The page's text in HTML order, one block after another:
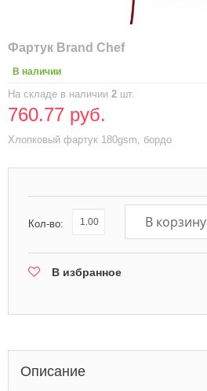
Фартук Brand Chef
В наличии
На складе в наличии 2 шт.
760.77 руб.
Хлопковый фартук 180gsm, бордо
Кол-во: В корзину
В избранное
Описание